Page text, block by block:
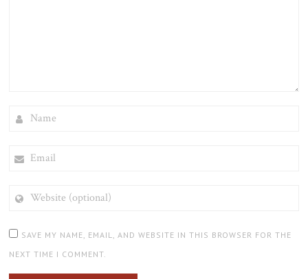
(OPTIONAL)
SAVE MY NAME, EMAIL, AND WEBSITE IN THIS BROWSER FOR THE
NEXT TIME I COMMENT.